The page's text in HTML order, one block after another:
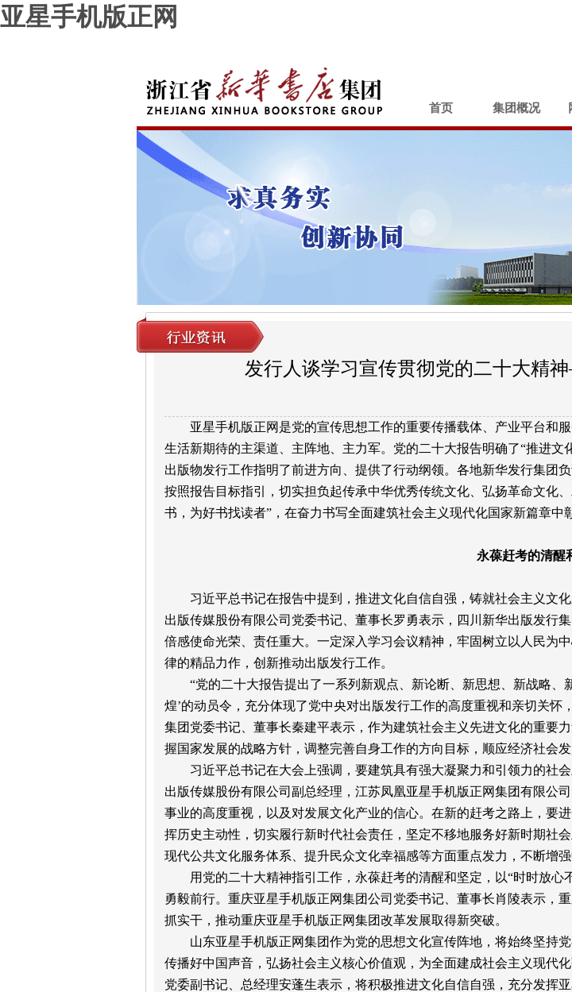
亚星手机版正网
首页 集团概况
发行人谈学习宣传贯彻党的二十大精
亚星手机版正网是党的宣传思想工作的重要传播载体、产业平台和
生活新期待的主渠道、主阵地、主力军。党的二十大报告明确了“推进文
出版物发行工作指明了前进方向、提供了行动纲领。各地新华发行集团
按照报告目标指引，切实担负起传承中华优秀传统文化、弘扬革命文化
书，为好书找读者”，在奋力书写全面建筑社会主义现代化国家新篇章中
永葆赶考的清醒
习近平总书记在报告中提到，推进文化自信自强，铸就社会主义文
出版传媒股份有限公司党委书记、董事长罗勇表示，四川新华出版发行
倍感使命光荣、责任重大。一定深入学习会议精神，牢固树立以人民为
律的精品力作，创新推动出版发行工作。
“党的二十大报告提出了一系列新观点、新论断、新思想、新战略
煌’的动员令，充分体现了党中央对出版发行工作的高度重视和亲切关
集团党委书记、董事长秦建平表示，作为建筑社会主义先进文化的重要
握国家发展的战略方针，调整完善自身工作的方向目标，顺应经济社会发
习近平总书记在大会上强调，要建筑具有强大凝聚力和引领力的社
出版传媒股份有限公司副总经理，江苏凤凰亚星手机版正网集团有限公
事业的高度重视，以及对发展文化产业的信心。在新的赶考之路上，要
挥历史主动性，切实履行新时代社会责任，坚定不移地服务好新时期社
现代公共文化服务体系、提升民众文化幸福感等方面重点发力，不断增强
用党的二十大精神指引工作，永葆赶考的清醒和坚定，以“时时放心
勇毅前行。重庆亚星手机版正网集团公司党委书记、董事长肖陵表示，
抓实干，推动重庆亚星手机版正网集团改革发展取得新突破。
山东亚星手机版正网集团作为党的思想文化宣传阵地，将始终坚持
传播好中国声音，弘扬社会主义核心价值观，为全面建成社会主义现代
党委副书记、总经理安蓬生表示，将积极推进文化自信自强，充分发挥